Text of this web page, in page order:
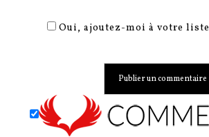
Oui, ajoutez-moi à votre